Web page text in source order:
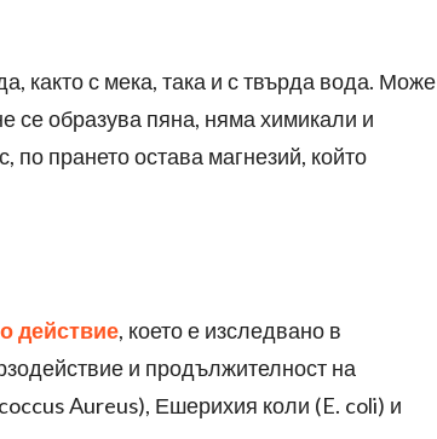
както с мека, така и с твърда вода. Може
се образува пяна, няма химикали и
по прането остава магнезий, който
действие, което е изследвано в
и продължителност на
Aureus), Ешерихия коли (E. coli) и